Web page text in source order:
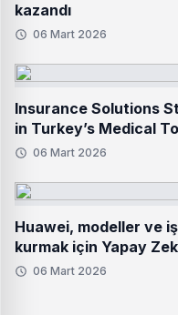
kazandı
06 Mart 2026
Insurance Solutions
in Turkey’s Medical
06 Mart 2026
Huawei, modeller ve
kurmak için Yapay
06 Mart 2026